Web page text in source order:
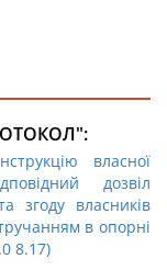
власної
дозвіл
згоду власників
в опорні
8.17)